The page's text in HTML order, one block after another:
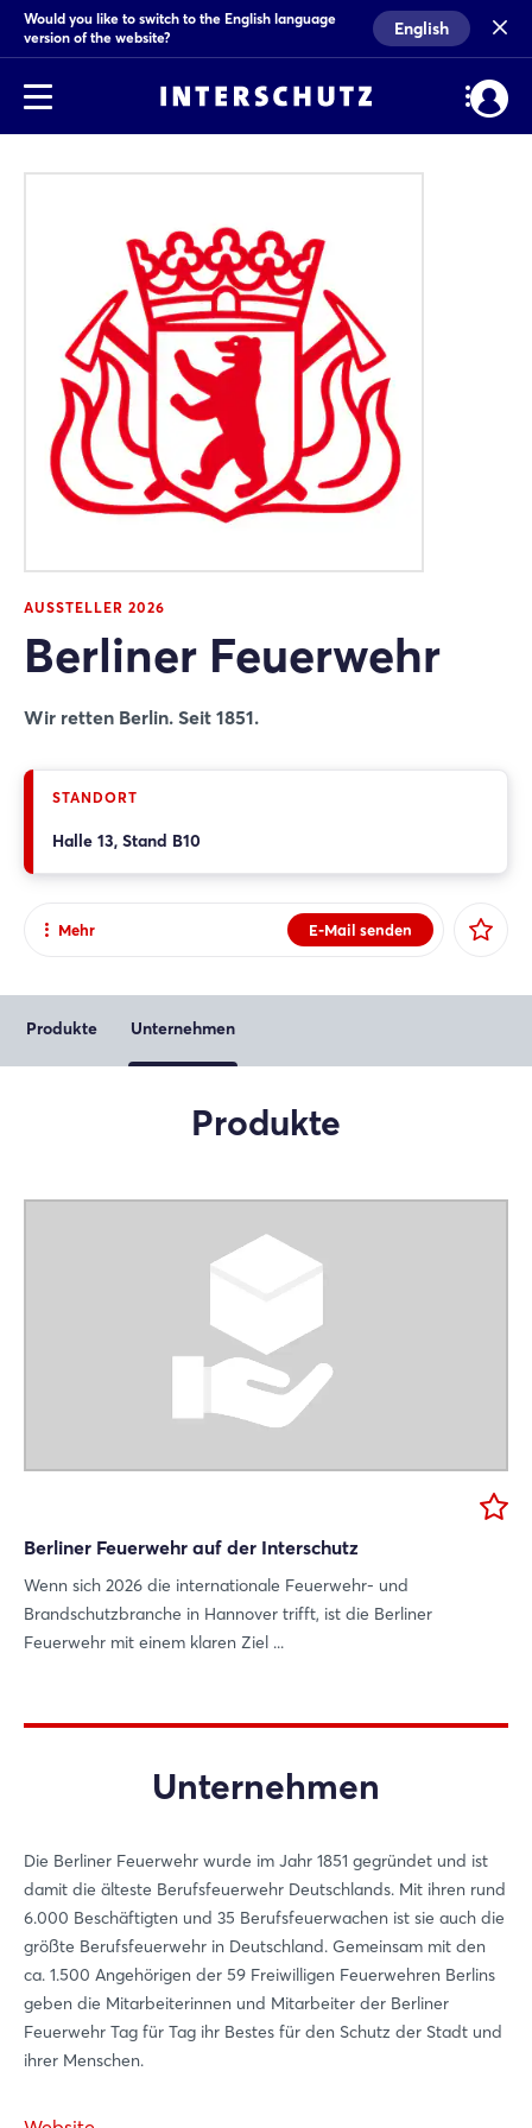
Would you like to switch to the English language
version of the website?
English
AUSSTELLER 2026
Berliner Feuerwehr
Wir retten Berlin. Seit 1851.
STANDORT
Halle 13, Stand B10
E-Mail senden
Mehr
Produkte Unternehmen
Produkte
Berliner Feuerwehr auf der Interschutz
Wenn sich 2026 die internationale Feuerwehr- und
Brandschutzbranche in Hannover trifft, ist die Berliner
Feuerwehr mit einem klaren Ziel ...
Berliner Feuerwehr auf der Interschutz
Brandschutzbranche in Hannover trifft, ist die Berliner
Feuerwehr mit einem klaren Ziel dabei: Impulse
setzen, den Dialog fördern und gemeinsam die
Zukunft ...
Mehr Infos
Unternehmen
Die Berliner Feuerwehr wurde im Jahr 1851 gegründet und ist
damit die älteste Berufsfeuerwehr Deutschlands. Mit ihren rund
6.000 Beschäftigten und 35 Berufsfeuerwachen ist sie auch die
größte Berufsfeuerwehr in Deutschland. Gemeinsam mit den
ca. 1.500 Angehörigen der 59 Freiwilligen Feuerwehren Berlins
geben die Mitarbeiterinnen und Mitarbeiter der Berliner
Feuerwehr Tag für Tag ihr Bestes für den Schutz der Stadt und
ihrer Menschen.